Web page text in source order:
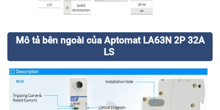
Mô tả bên ngoài của Aptomat LA63N 2P 32A
LS